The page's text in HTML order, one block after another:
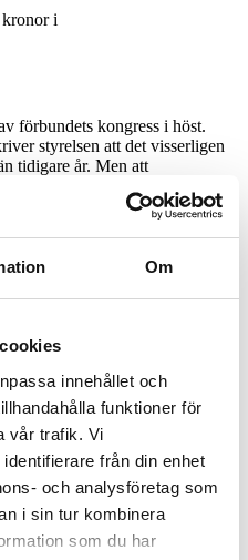
Om
innehållet och
funktioner för
vår trafik. Vi
från din enhet
och analysföretag som
i sin tur kombinera
som du har
i
förbundets kongress i höst.
styrelsen att det visserligen
tidigare år. Men att
ändå skulle hamna på en lägre
den 1,15 % av dåvarande
in en motion om att tvärtom
att jämförelsen haltar
och en regionsavgift på
engångsavgift på 300 kronor.